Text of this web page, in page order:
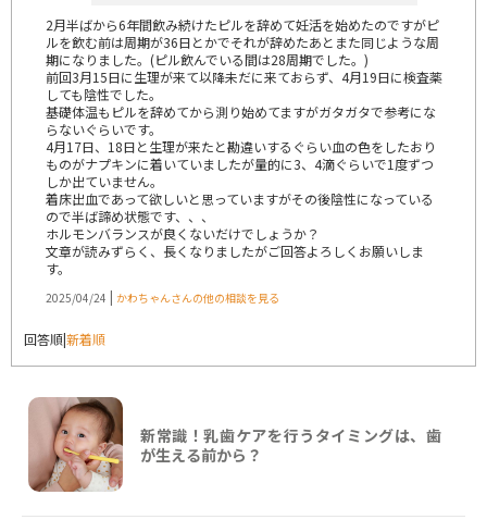
2月半ばから6年間飲み続けたピルを辞めて妊活を始めたのですがピ
ルを飲む前は周期が36日とかでそれが辞めたあとまた同じような周
期になりました。(ピル飲んでいる間は28周期でした。)
前回3月15日に生理が来て以降未だに来ておらず、4月19日に検査薬
しても陰性でした。
基礎体温もピルを辞めてから測り始めてますがガタガタで参考にな
らないぐらいです。
4月17日、18日と生理が来たと勘違いするぐらい血の色をしたおり
ものがナプキンに着いていましたが量的に3、4滴ぐらいで1度ずつ
しか出ていません。
着床出血であって欲しいと思っていますがその後陰性になっている
ので半ば諦め状態です、、、
ホルモンバランスが良くないだけでしょうか？
文章が読みずらく、長くなりましたがご回答よろしくお願いしま
す。
2025/04/24 | かわちゃんさんの他の相談を見る
回答順|新着順
新常識！乳歯ケアを行うタイミングは、歯
が生える前から？